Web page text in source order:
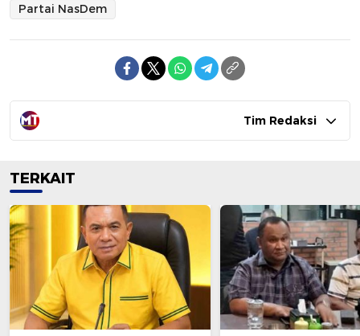
Partai NasDem
Tim Redaksi
TERKAIT